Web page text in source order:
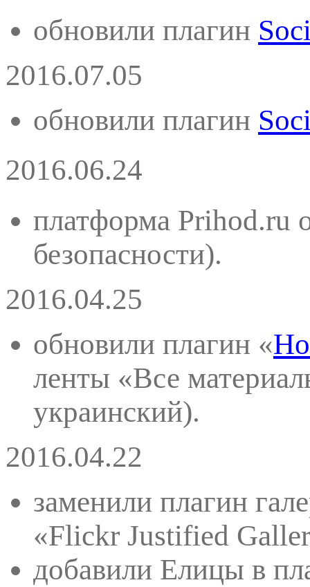
обновили плагин
2016.07.05
обновили плагин
2016.06.24
платформа Prihod.ru
безопасности).
2016.04.25
обновили плагин «
ленты «Все
украинский).
2016.04.22
заменили плагин
«Flickr Justified
добавили Елицы в